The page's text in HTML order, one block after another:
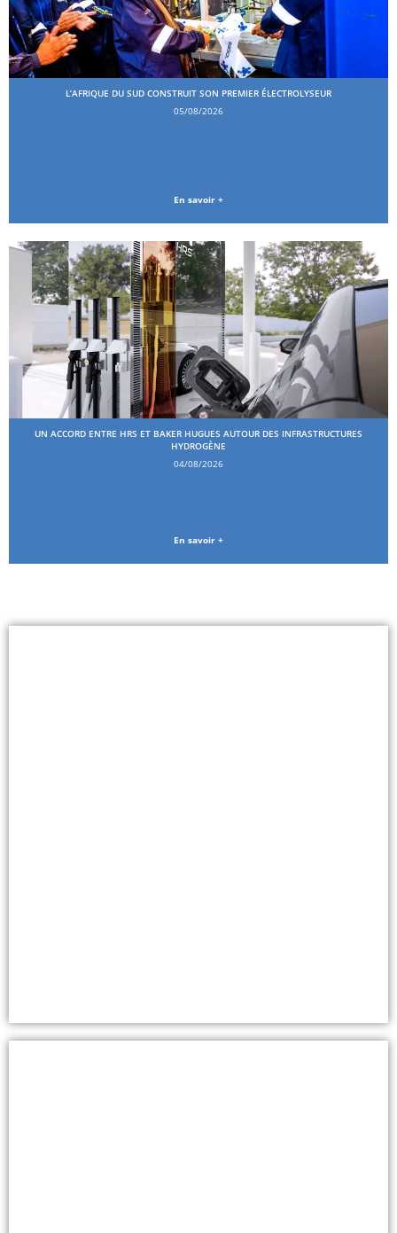
L’AFRIQUE DU SUD CONSTRUIT SON PREMIER ÉLECTROLYSEUR
05/08/2026
En savoir +
UN ACCORD ENTRE HRS ET BAKER HUGUES AUTOUR DES INFRASTRUCTURES
HYDROGÈNE
04/08/2026
En savoir +